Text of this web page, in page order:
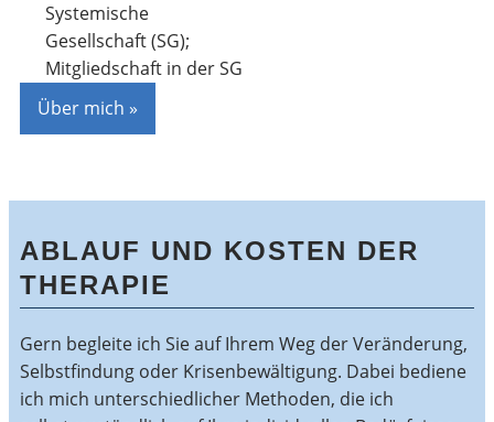
Systemische
Gesellschaft (SG);
Mitgliedschaft in der SG
Über mich »
ABLAUF UND KOSTEN DER
THERAPIE
Gern begleite ich Sie auf Ihrem Weg der Veränderung,
Selbstfindung oder Krisenbewältigung. Dabei bediene
ich mich unterschiedlicher Methoden, die ich